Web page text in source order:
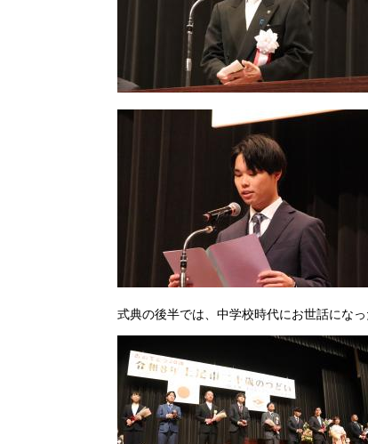
式典の後半では、中学校時代にお世話にな